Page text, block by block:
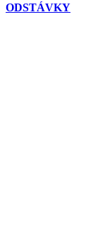
ODSTÁVKY